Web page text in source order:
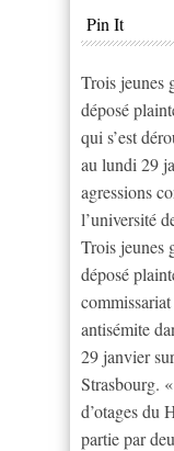
Pin It
Trois jeunes
déposé
qui s’est
au lundi 29
agressions
l’université
Trois jeunes
déposé
antisémite
29 janvier
Strasbourg.
d’otages du
partie par